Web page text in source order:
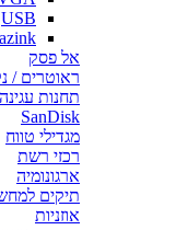
USB
אל פסק
ראוטרים /
תחנות עגינה
SanDisk
מגדילי טווח
רכזי רשת
ארגונומיה
תיקים
אוזניות